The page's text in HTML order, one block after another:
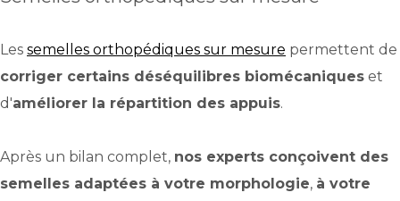
Les semelles orthopédiques sur mesure permettent de
corriger certains déséquilibres biomécaniques et
d'améliorer la répartition des appuis.
Après un bilan complet, nos experts conçoivent des
semelles adaptées à votre morphologie, à votre